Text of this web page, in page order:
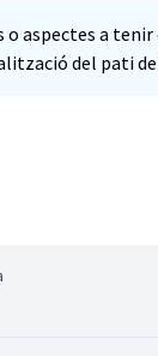
aspectes a
del pati